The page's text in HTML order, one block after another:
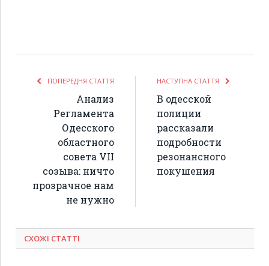
ПОПЕРЕДНЯ СТАТТЯ
Анализ
Регламента
Одесского
областного
совета VII
созыва: ничто
прозрачное нам
не нужно
НАСТУПНА СТАТТЯ
В одесской
полиции
рассказали
подробности
резонансного
покушения
СХОЖІ СТАТТІ